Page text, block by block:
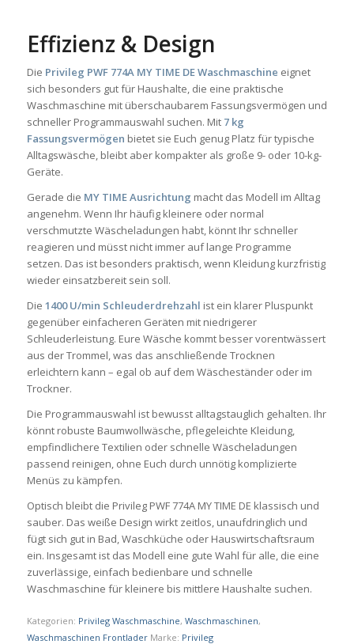
Effizienz & Design
Die Privileg PWF 774A MY TIME DE Waschmaschine eignet
sich besonders gut für Haushalte, die eine praktische
Waschmaschine mit überschaubarem Fassungsvermögen und
schneller Programmauswahl suchen. Mit 7 kg
Fassungsvermögen bietet sie Euch genug Platz für typische
Alltagswäsche, bleibt aber kompakter als große 9- oder 10-kg-
Geräte.
Gerade die MY TIME Ausrichtung macht das Modell im Alltag
angenehm. Wenn Ihr häufig kleinere oder normal
verschmutzte Wäscheladungen habt, könnt Ihr schneller
reagieren und müsst nicht immer auf lange Programme
setzen. Das ist besonders praktisch, wenn Kleidung kurzfristig
wieder einsatzbereit sein soll.
Die 1400 U/min Schleuderdrehzahl ist ein klarer Pluspunkt
gegenüber einfacheren Geräten mit niedrigerer
Schleuderleistung. Eure Wäsche kommt besser vorentwässert
aus der Trommel, was das anschließende Trocknen
erleichtern kann – egal ob auf dem Wäscheständer oder im
Trockner.
Die Programmauswahl ist bewusst alltagstauglich gehalten. Ihr
könnt robuste Baumwollwäsche, pflegeleichte Kleidung,
empfindlichere Textilien oder schnelle Wäscheladungen
passend reinigen, ohne Euch durch unnötig komplizierte
Menüs zu kämpfen.
Optisch bleibt die Privileg PWF 774A MY TIME DE klassisch und
sauber. Das weiße Design wirkt zeitlos, unaufdringlich und
fügt sich gut in Bad, Waschküche oder Hauswirtschaftsraum
ein. Insgesamt ist das Modell eine gute Wahl für alle, die eine
zuverlässige, einfach bedienbare und schnelle
Waschmaschine für kleinere bis mittlere Haushalte suchen.
Kategorien: Privileg Waschmaschine, Waschmaschinen,
Waschmaschinen Frontlader Marke: Privileg